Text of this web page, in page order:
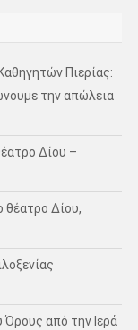
Πιερίας:
την απώλεια
Δίου –
θέατρο Δίου,
από την Ιερά